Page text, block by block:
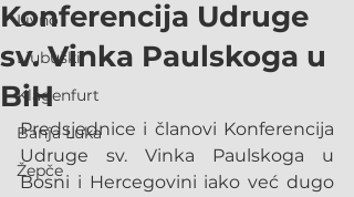
Livno
Ljubuški
Klagenfurt
Banja Luka
Žepče
Konferencija Udruge
sv. Vinka Paulskoga u
BiH
Predsjednice i članovi Konferencija
Udruge sv. Vinka Paulskoga u
Bosni i Hercegovini iako već dugo